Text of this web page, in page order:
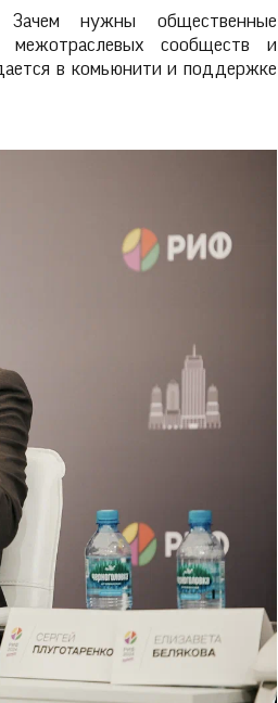
Зачем нужны общественные
межотраслевых сообществ и
в комьюнити и поддержке